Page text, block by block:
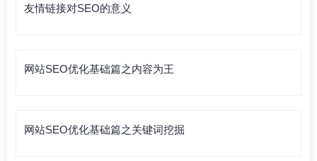
友情链接对SEO的意义
网站SEO优化基础篇之内容为王
网站SEO优化基础篇之关键词挖掘